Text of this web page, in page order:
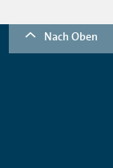
Nach Oben